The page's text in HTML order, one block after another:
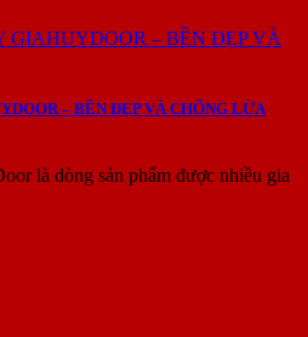
– BỀN ĐẸP VÀ CHỐNG LỬA
là dòng sản phẩm được nhiều gia